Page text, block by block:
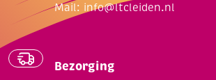
Mail: info@ltcleiden.nl
Bezorging